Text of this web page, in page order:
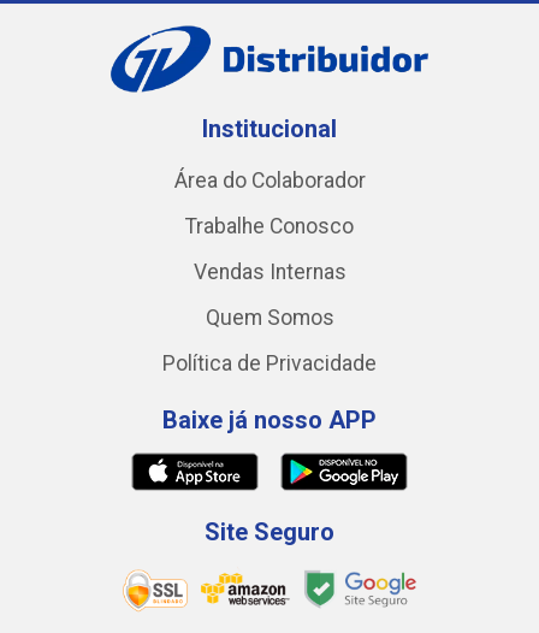
Institucional
Área do Colaborador
Trabalhe Conosco
Vendas Internas
Quem Somos
Política de Privacidade
Baixe já nosso APP
Site Seguro